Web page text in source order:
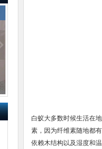
白蚁大多数时候生活在
素，因为纤维素随地都
依赖木结构以及湿度和